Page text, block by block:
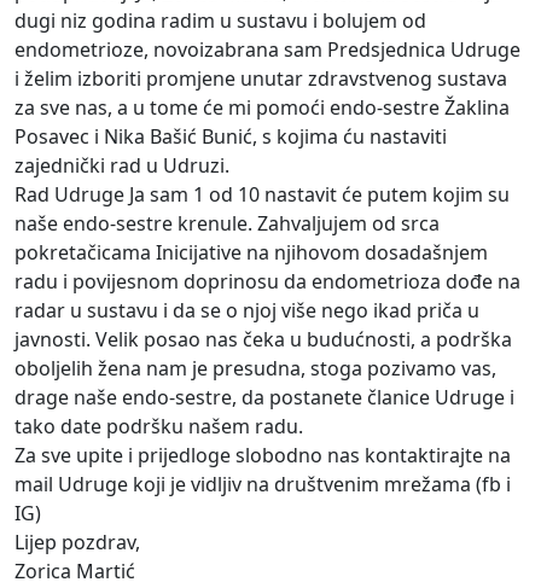
dugi niz godina radim u sustavu i bolujem od
endometrioze, novoizabrana sam Predsjednica Udruge
i želim izboriti promjene unutar zdravstvenog sustava
za sve nas, a u tome će mi pomoći endo-sestre Žaklina
Posavec i Nika Bašić Bunić, s kojima ću nastaviti
zajednički rad u Udruzi.
Rad Udruge Ja sam 1 od 10 nastavit će putem kojim su
naše endo-sestre krenule. Zahvaljujem od srca
pokretačicama Inicijative na njihovom dosadašnjem
radu i povijesnom doprinosu da endometrioza dođe na
radar u sustavu i da se o njoj više nego ikad priča u
javnosti. Velik posao nas čeka u budućnosti, a podrška
oboljelih žena nam je presudna, stoga pozivamo vas,
drage naše endo-sestre, da postanete članice Udruge i
tako date podršku našem radu.
Za sve upite i prijedloge slobodno nas kontaktirajte na
mail Udruge koji je vidljiv na društvenim mrežama (fb i
IG)
Lijep pozdrav,
Zorica Martić